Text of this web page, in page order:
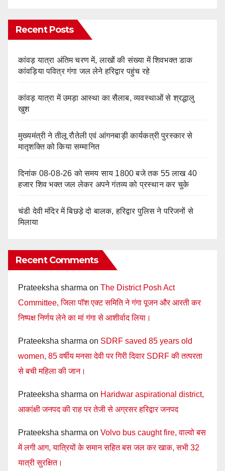
Recent Posts
कांवड़ यात्रा अंतिम चरण में, लाखों की संख्या में शिवभक्त डाक
कांवड़िया पवित्र गंगा जल लेने हरिद्वार पहुंच रहे
कांवड़ यात्रा में उमड़ा आस्था का सैलाब, व्यवस्थाओं से श्रद्धालु
खुश
मुख्यमंत्री ने तीलू रौतेली एवं आंगनबाड़ी कार्यकत्री पुरस्कार से
मातृशक्ति को किया सम्मानित
दिनांक 08-08-26 को समय साय 1800 बजे तक 55 लाख 40
हजार शिव भक्त जल लेकर अपने गंतव्य को प्रस्थान कर चुके
चंडी देवी मंदिर में बिछड़े दो बालक, हरिद्वार पुलिस ने परिजनों से
मिलाया
Recent Comments
Prateeksha sharma on The District Posh Act
Committee, जिला पॉश एक्ट समिति ने गंगा पूजन और आरती कर
निष्पक्ष निर्णय लेने का मां गंगा से आशीर्वाद लिया।
Prateeksha sharma on SDRF saved 85 years old
women, 85 वर्षीय मनसा देवी पर गिरी दिवार SDRF की तत्परता
से बची महिला की जान।
Prateeksha sharma on Haridwar aspirational district,
आकांक्षी जनपद की राह पर तेजी से अग्रसर हरिद्वार जनपद
Prateeksha sharma on Volvo bus caught fire, वाल्वो बस
में लगी आग, यात्रियों के समान सहित बस जल कर खाक, सभी 32
यात्री सुरक्षित।